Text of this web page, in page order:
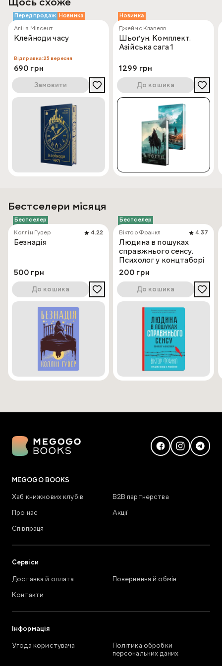
Передпродаж Новинка
Аліна Мілсент
Клейноди часу
Відправка:25 вересня
690 грн
Замовити
Новинка
Джеймс Клавелл
Шьоґун. Комплект.
Азійська сага 1
1299 грн
До кошика
Бестселери місяця
Бестселер
Коллін Гувер
4.22
Безнадія
500 грн
До кошика
Бестселер
Віктор Франкл
4.37
Людина в пошуках
справжнього сенсу.
Психолог у концтаборі
200 грн
До кошика
MEGOGO BOOKS
Хаб книжкових клубів
В2В партнерства
Про нас
Акції
Співпраця
Сервіси
Доставка й оплата
Повернення й обмін
Контакти
Інформація
Угода користувача
Політика обробки
персональних даних